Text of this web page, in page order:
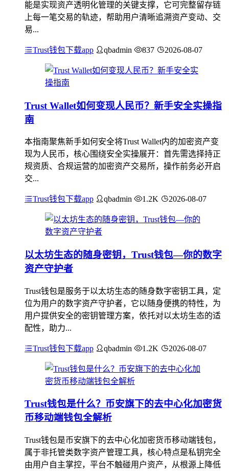
能是实现资产透明化管理的关键支撑，它可完整留存链
上每一笔交易的轨迹，帮助用户清晰追溯资产变动、交
易...
Trust钱包下载app qbadmin 837 2026-08-07
Trust Wallet如何变现人民币？新手安全实操指
南
本指南聚焦新手如何安全将Trust Wallet内的加密资产变
现为人民币，核心围绕安全实操展开：首先需选择持正
规资质、合规运营的加密资产交易所，操作前务必开启
交...
Trust钱包下载app qbadmin 1.2K 2026-08-07
以太坊生态的随身密钥，Trust钱包—你的数字
资产守护者
Trust钱包是服务于以太坊生态的随身数字密钥工具，定
位为用户的数字资产守护者，它以随身便携的特性，为
用户提供安全的密钥管理方案，依托对以太坊生态的适
配性，助力...
Trust钱包下载app qbadmin 1.2K 2026-08-07
Trust钱包是什么？币安旗下的去中心化加密货
币移动端钱包全解析
Trust钱包是币安旗下的去中心化加密货币移动端钱包，
属于非托管类数字资产管理工具，核心特点是私钥完全
由用户自主掌控，平台不触碰用户资产，从根源上降低